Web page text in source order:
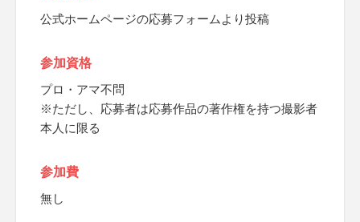
公式ホームページの応募フォームより投稿
参加資格
プロ・アマ不問
※ただし、応募者は応募作品の著作権を持つ撮影者
本人に限る
参加費
無し